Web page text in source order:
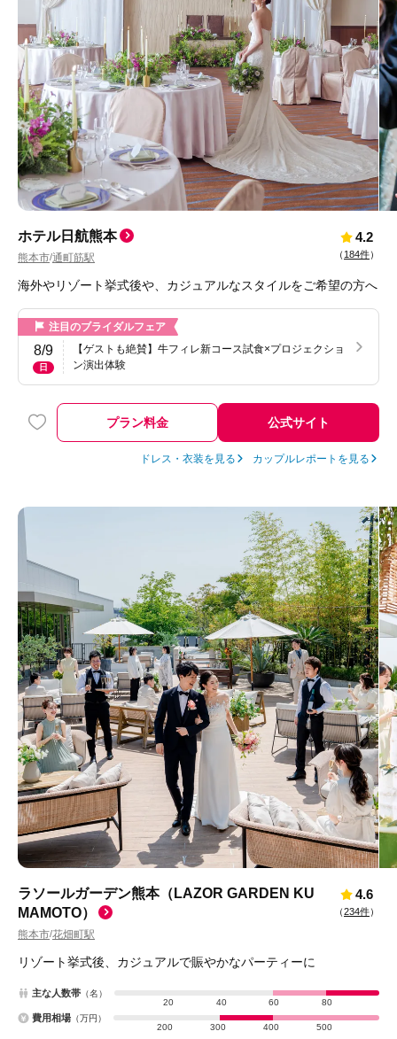
ホテル日航熊本
熊本市/通町筋駅
4.2
（ 184件）
海外やリゾート挙式後や、カジュアルなスタイルをご希望の方へ
注目のブライダルフェア
8/9
日
【ゲストも絶賛】牛フィレ新コース試食×プロジェクショ
ン演出体験
プラン料金 公式サイト
ドレス・衣装を見る カップルレポートを見る
ラソールガーデン熊本（LAZOR GARDEN KU
MAMOTO）
熊本市/花畑町駅
4.6
（234件）
リゾート挙式後、カジュアルで賑やかなパーティーに
主な人数帯 （名）
20
40 60 80
費用相場 （万円）
200
300 400 500